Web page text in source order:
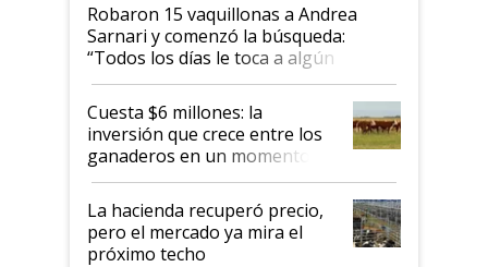
Robaron 15 vaquillonas a Andrea
Sarnari y comenzó la búsqueda:
“Todos los días le toca a algún
productor”
Cuesta $6 millones: la
inversión que crece entre los
ganaderos en un momento
histórico para la actividad
La hacienda recuperó precio,
pero el mercado ya mira el
próximo techo